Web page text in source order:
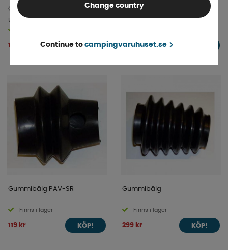
Gummibälg Knott med bult
uttag
148 kr KÖP!
Gummibälg Sigma, slät
239 kr
Gummibälg PAV-SR
Finns i lager
119 kr KÖP!
Gummibälg
Finns i lager
299 kr KÖP!
Change country
Continue to campingvaruhuset.se